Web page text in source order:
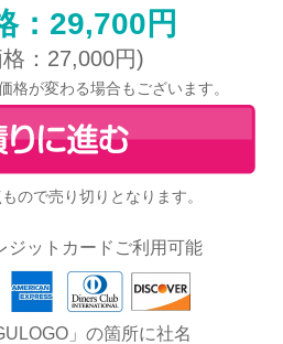
：29,700円
：27,000円)
格が変わる場合もございます。
ので売り切りとなります。
ジットカードご利用可能
」の箇所に社名